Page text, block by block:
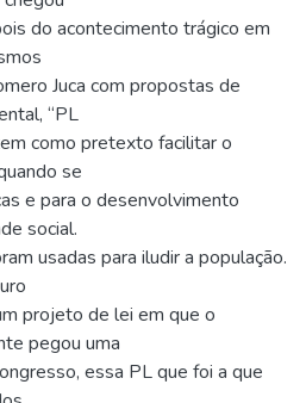
do acontecimento trágico em
Juca com propostas de
“PL
como pretexto facilitar o
se
e para o desenvolvimento
social.
usadas para iludir a população.
projeto de lei em que o
pegou uma
essa PL que foi a que